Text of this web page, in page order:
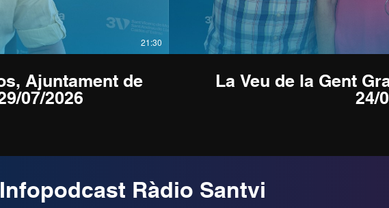
21:30
Ajuntament de
07/2026
La Veu de la Gent
24/
Ràdio Santvi